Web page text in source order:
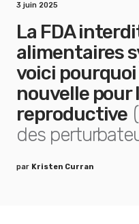
3 juin 2025
La FDA
alimentaires
voici
nouvelle pour
reproductive
des
par Kristen Curran